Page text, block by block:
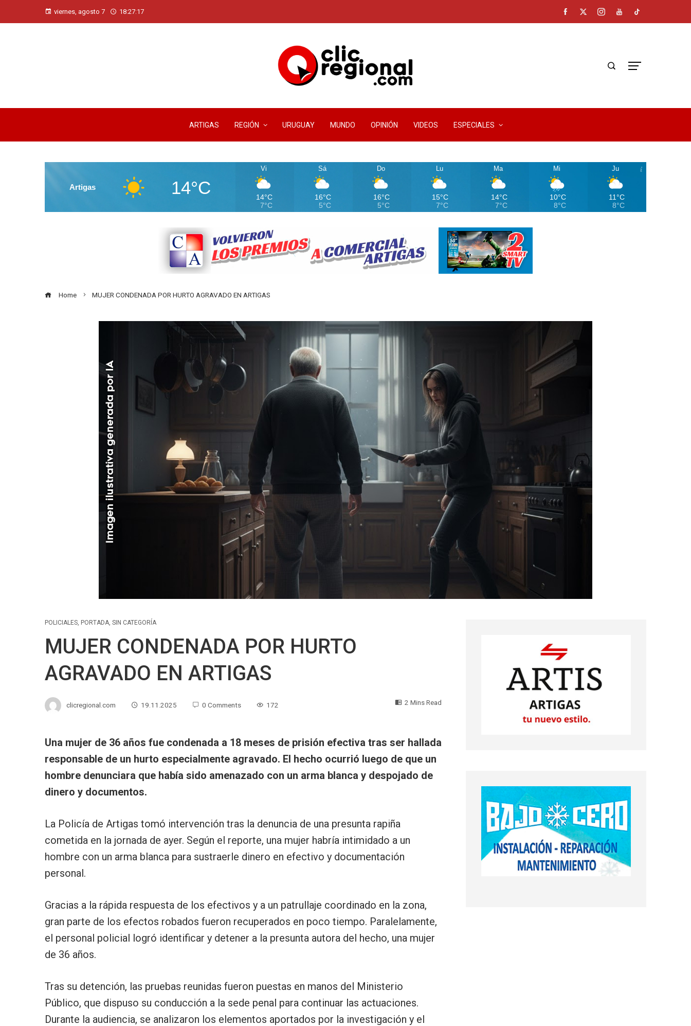
viernes, agosto 7 18:27:19
ARTIGAS REGIÓN URUGUAY MUNDO OPINIÓN VIDEOS ESPECIALES
Artigas 14°C
Vi
14°C
7°C
Sá
16°C
5°C
Do
16°C
5°C
Lu
15°C
7°C
Ma
14°C
7°C
Mi
10°C
8°C
Ju
11°C
8°C
Home MUJER CONDENADA POR HURTO AGRAVADO EN ARTIGAS
POLICIALES, PORTADA, SIN CATEGORÍA
MUJER CONDENADA POR HURTO
AGRAVADO EN ARTIGAS
clicregional.com 19.11.2025 0 Comments 172 2 Mins Read
Una mujer de 36 años fue condenada a 18 meses de prisión efectiva tras ser hallada
responsable de un hurto especialmente agravado. El hecho ocurrió luego de que un
hombre denunciara que había sido amenazado con un arma blanca y despojado de
dinero y documentos.
La Policía de Artigas tomó intervención tras la denuncia de una presunta rapiña
cometida en la jornada de ayer. Según el reporte, una mujer habría intimidado a un
hombre con un arma blanca para sustraerle dinero en efectivo y documentación
personal.
Gracias a la rápida respuesta de los efectivos y a un patrullaje coordinado en la zona,
gran parte de los efectos robados fueron recuperados en poco tiempo. Paralelamente,
el personal policial logró identificar y detener a la presunta autora del hecho, una mujer
de 36 años.
Tras su detención, las pruebas reunidas fueron puestas en manos del Ministerio
Público, que dispuso su conducción a la sede penal para continuar las actuaciones.
Durante la audiencia, se analizaron los elementos aportados por la investigación y el